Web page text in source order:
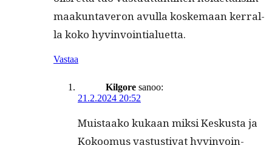
maakun­taveron avul­la koske­maan ker­ral­
la koko hyvinvointialuetta.
Vastaa
Kilgore sanoo:
21.2.2024 20:52
Muis­taako kukaan mik­si Keskus­ta ja
Kokoomus vas­tus­ti­vat hyv­in­voin­